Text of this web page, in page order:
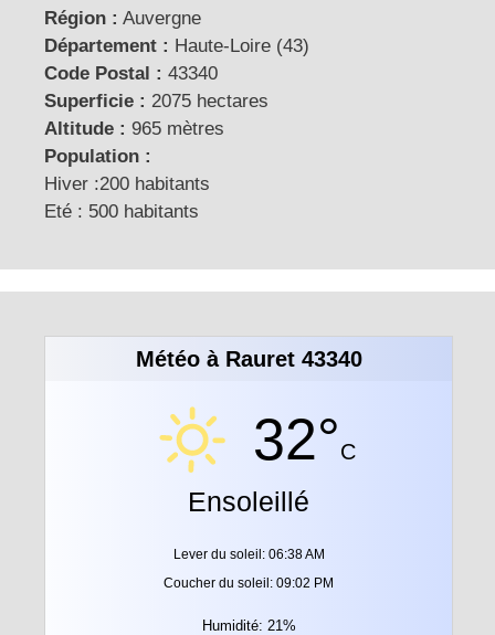
Région : Auvergne
Département : Haute-Loire (43)
Code Postal : 43340
Superficie : 2075 hectares
Altitude : 965 mètres
Population :
Hiver :200 habitants
Eté : 500 habitants
Météo à Rauret 43340
32°C
Ensoleillé
Lever du soleil: 06:38 AM
Coucher du soleil: 09:02 PM
Humidité: 21%